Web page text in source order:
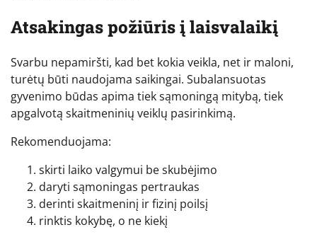
Atsakingas požiūris į laisvalaikį
Svarbu nepamiršti, kad bet kokia veikla, net ir maloni,
turėtų būti naudojama saikingai. Subalansuotas
gyvenimo būdas apima tiek sąmoningą mitybą, tiek
apgalvotą skaitmeninių veiklų pasirinkimą.
Rekomenduojama:
skirti laiko valgymui be skubėjimo
daryti sąmoningas pertraukas
derinti skaitmeninį ir fizinį poilsį
rinktis kokybę, o ne kiekį